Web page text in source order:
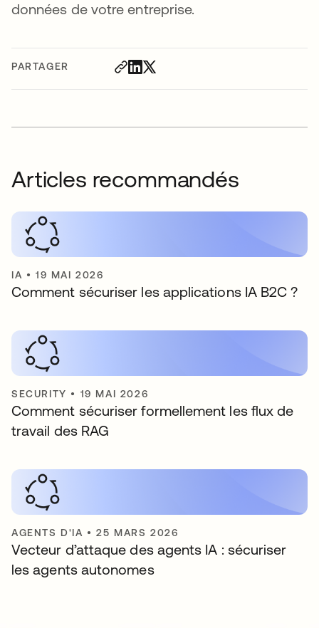
PARTAGER
données de votre entreprise.
Articles recommandés
IA •19 MAI 2026
Comment sécuriser les applications IA B2C ?
SECURITY • 19 MAI 2026
Comment sécuriser formellement les flux de
travail des RAG
AGENTS D'IA •25 MARS 2026
Vecteur d’attaque des agents IA : sécuriser
les agents autonomes